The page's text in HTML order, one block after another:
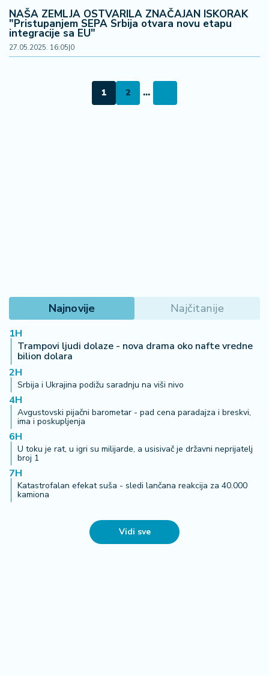
NAŠA ZEMLJA OSTVARILA ZNAČAJAN ISKORAK
"Pristupanjem SEPA Srbija otvara novu etapu
integracije sa EU"
27.05.2025. 16:05|0
1 2 ...
Najnovije Najčitanije
1H
Trampovi ljudi dolaze - nova drama oko nafte vredne
bilion dolara
2H
Srbija i Ukrajina podižu saradnju na viši nivo
4H
Avgustovski pijačni barometar - pad cena paradajza i breskvi,
ima i poskupljenja
6H
U toku je rat, u igri su milijarde, a usisivač je državni neprijatelj
broj 1
7H
Katastrofalan efekat suša - sledi lančana reakcija za 40.000
kamiona
Vidi sve